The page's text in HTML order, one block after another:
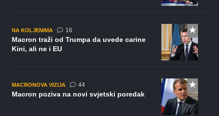
NA KOLJENIMA 16komentara
Macron traži od Trumpa da uvede carine
Kini, ali ne i EU
MACRONOVA VIZIJA 44komentara
Macron poziva na novi svjetski poredak